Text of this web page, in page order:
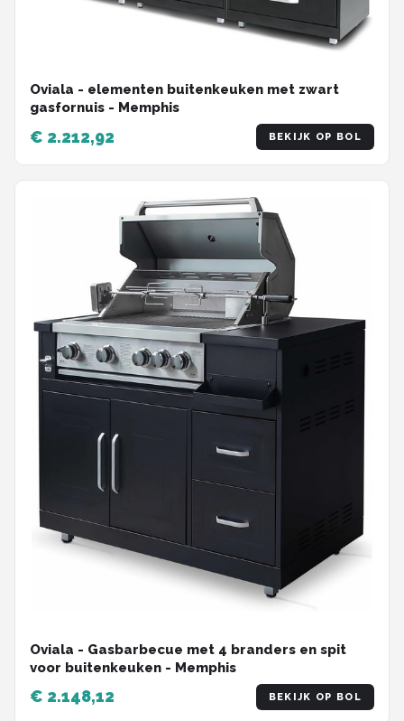
Oviala - elementen buitenkeuken met zwart
gasfornuis - Memphis
€ 2.212,92 BEKIJK OP BOL
Oviala - Gasbarbecue met 4 branders en spit
voor buitenkeuken - Memphis
€ 2.148,12 BEKIJK OP BOL